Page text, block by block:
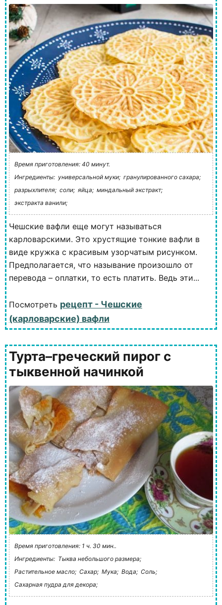
Время приготовления: 40 минут.
Ингредиенты: универсальной муки; гранулированного сахара;
разрыхлителя; соли; яйца; миндальный экстракт;
экстракта ванили;
Чешские вафли еще могут называться
карловарскими. Это хрустящие тонкие вафли в
виде кружка с красивым узорчатым рисунком.
Предполагается, что называние произошло от
перевода – оплатки, то есть платить. Ведь эти...
Посмотреть рецепт - Чешские
(карловарские) вафли
Турта–греческий пирог с
тыквенной начинкой
Время приготовления: 1 ч. 30 мин..
Ингредиенты: Тыква небольшого размера;
Растительное масло; Сахар; Мука; Вода; Соль;
Сахарная пудра для декора;